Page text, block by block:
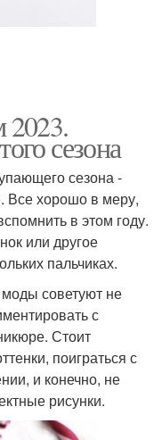
сезона
сезона -
Все хорошо в меру,
в этом году.
или другое
пальчиках.
советуют не
с
Стоит
поиграться с
и конечно, не
рисунки.